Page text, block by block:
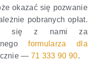
okazać się pozwanie
pobranych opłat.
się z nami za
formularza dla
— 71 333 90 90.